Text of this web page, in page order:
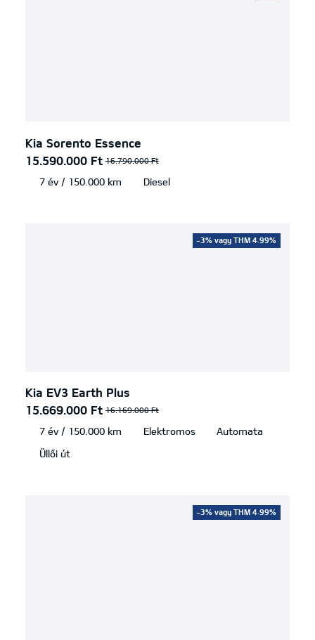
Kia Sorento Essence
15.590.000 Ft 16.790.000 Ft
7 év / 150.000 km Diesel
Kia EV3 Earth Plus
15.669.000 Ft 16.169.000 Ft
7 év / 150.000 km Elektromos
Automata
Üllői út
-3% vagy THM 4.99%
-3% vagy THM 4.99%